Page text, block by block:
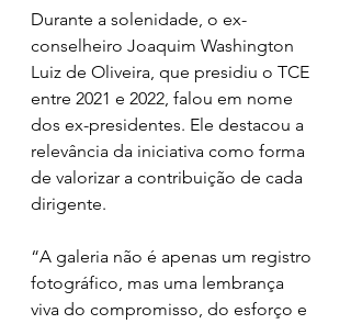
Durante a solenidade, o ex-
conselheiro Joaquim Washington
Luiz de Oliveira, que presidiu o TCE
entre 2021 e 2022, falou em nome
dos ex-presidentes. Ele destacou a
relevância da iniciativa como forma
de valorizar a contribuição de cada
dirigente.
“A galeria não é apenas um registro
fotográfico, mas uma lembrança
viva do compromisso, do esforço e